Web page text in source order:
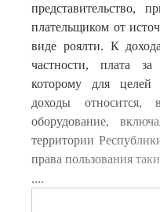
представительство,
плательщиком от
виде роялти. К
частности, плата
которому для целей
доходы
оборудование,
территории
права пользования
....